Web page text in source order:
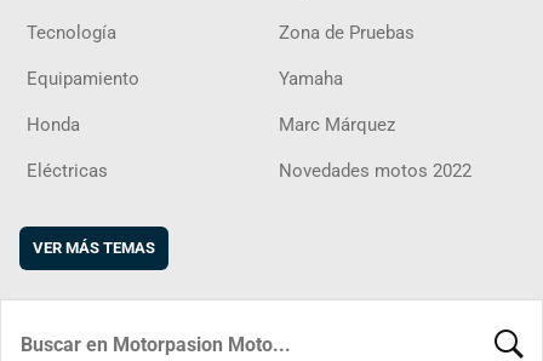
Tecnología Zona de Pruebas
Equipamiento Yamaha
Honda Marc Márquez
Eléctricas Novedades motos 2022
VER MÁS TEMAS